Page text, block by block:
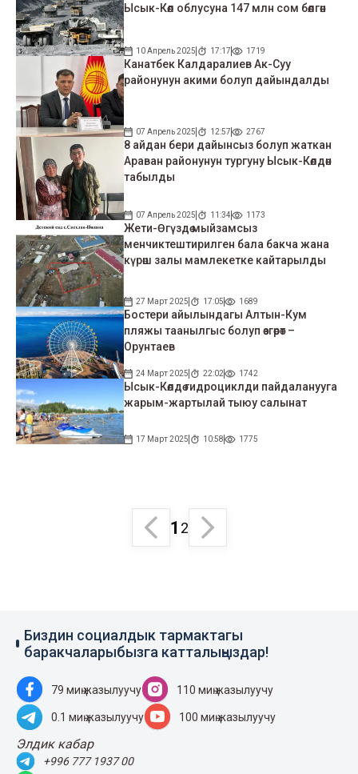
Ысык-Көл облусуна 147 млн сом бөлгөн
10 Апрель 2025 17:17 1719
Канатбек Калдаралиев Ак-Суу
районунун акими болуп дайындалды
07 Апрель 2025 12:57 2767
8 айдан бери дайынсыз болуп жаткан
Араван районунун тургуну Ысык-Көлдөн
табылды
07 Апрель 2025 11:34 1173
Жети-Өгүздө мыйзамсыз
менчиктештирилген бала бакча жана
күрөш залы мамлекетке кайтарылды
27 Март 2025 17:05 1689
Бостери айылындагы Алтын-Кум
пляжы таанылгыс болуп өзгөрөт –
Орунтаев
24 Март 2025 22:02 1742
Ысык-Көлдө гидроциклди пайдаланууга
жарым-жартылай тыюу салынат
17 Март 2025 10:58 1775
1 2
Биздин социалдык тармактагы
баракчаларыбызга катталыңыздар!
79 миң жазылуучу 110 миң жазылуучу
0.1 миң жазылуучу 100 миң жазылуучу
Элдик кабар
+996 777 1937 00